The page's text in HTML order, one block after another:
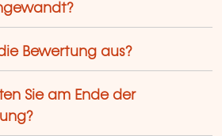
Bewertung aus?
Sie am Ende der